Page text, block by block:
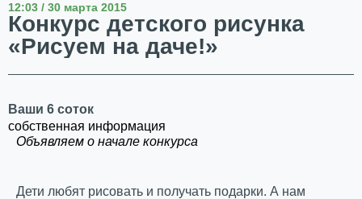
12:03 / 30 марта 2015
Конкурс детского рисунка
«Рисуем на даче!»
Ваши 6 соток
собственная информация
Объявляем о начале конкурса
Дети любят рисовать и получать подарки. А нам